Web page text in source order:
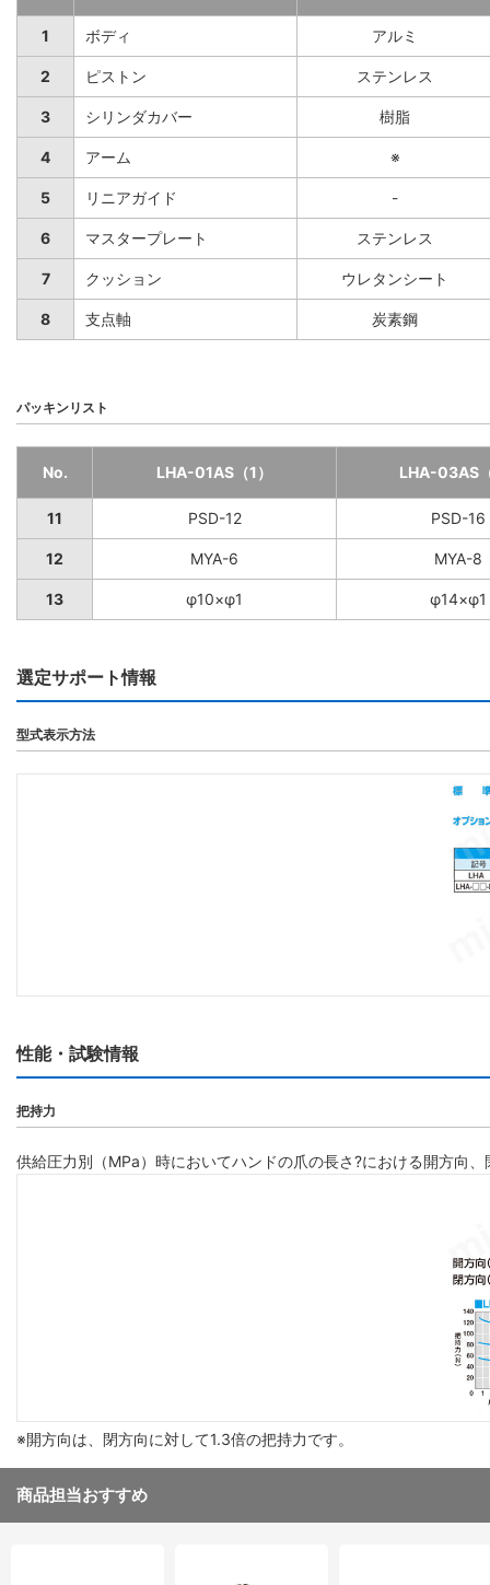
1 ボディ アルミ
2 ピストン ステンレス
3 シリンダカバー 樹脂
4 アーム ※
5 リニアガイド -
6 マスタープレート ステンレス
7 クッション ウレタンシート
8 支点軸 炭素鋼
パッキンリスト
No. LHA-01AS（1） LHA-03AS
11 PSD-12 PSD-16
12 MYA-6 MYA-8
13 φ10×φ1 φ14×φ1
選定サポート情報
型式表示方法
性能・試験情報
把持力
供給圧力別（MPa）時においてハンドの爪の長さ?における開方向
※開方向は、閉方向に対して1.3倍の把持力です。
商品担当おすすめ